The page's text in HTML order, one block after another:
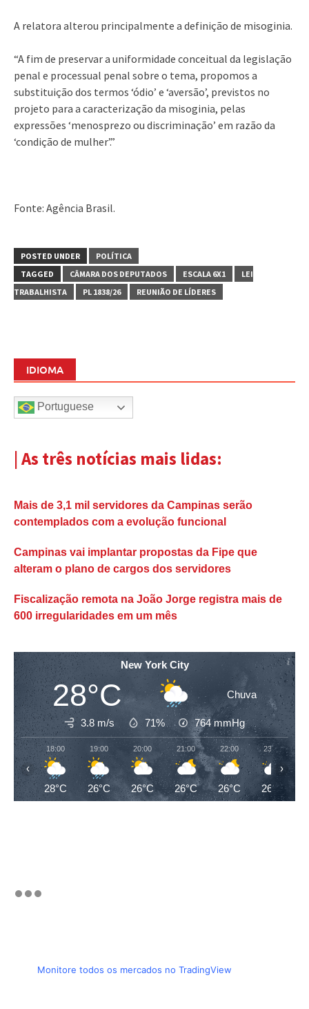
A relatora alterou principalmente a definição de misoginia.
“A fim de preservar a uniformidade conceitual da legislação
penal e processual penal sobre o tema, propomos a
substituição dos termos ‘ódio’ e ‘aversão’, previstos no
projeto para a caracterização da misoginia, pelas
expressões ‘menosprezo ou discriminação’ em razão da
‘condição de mulher’.”
Fonte: Agência Brasil.
POSTED UNDER
POLÍTICA
TAGGED
CÂMARA DOS DEPUTADOS ESCALA 6X1
LEI
TRABALHISTA
PL 1838/26 REUNIÃO DE LÍDERES
IDIOMA
Portuguese
| As três notícias mais lidas:
Mais de 3,1 mil servidores da Campinas serão
contemplados com a evolução funcional
Campinas vai implantar propostas da Fipe que
alteram o plano de cargos dos servidores
Fiscalização remota na João Jorge registra mais de
600 irregularidades em um mês
New York City
28°C Chuva
3.8 m/s 71% 764mmHg
18:00
28°C
19:00
26°C
20:00
26°C
21:00
26°C
22:00
26°C
23:00
26°C
‹ ›
Monitore todos os mercados no TradingView